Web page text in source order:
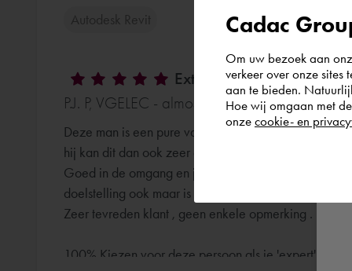
Autodesk Revit
Extra uitleg Revit & Cadac
P.J. P, VGELEC - almost 5 years ago
Deze man is een pure vakman , weet quasi alles wat
hij kan dit dan ook zeer goed overbrengen aan een
Goed in de omgang en je voelt aan de manier hoe
doelstelling ook maar is .
Zeer tevreden klant , geen enkele opmerking .
100% Kiezen voor deze persoon als je 'expert'
Cadac
Om uw bezoek aan
verkeer over onze sites
aan te bieden.
Hoe wij omgaan met
onze cookie- en